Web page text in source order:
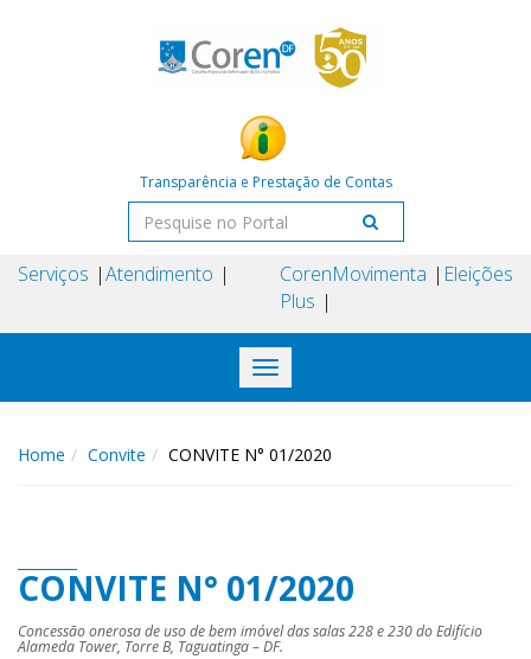
Transparência e Prestação de Contas
Serviços Atendimento
Coren
Plus
Movimenta Eleições
Toggle
navigation
Home Convite CONVITE N° 01/2020
CONVITE N° 01/2020
Concessão onerosa de uso de bem imóvel das salas 228 e 230 do Edifício
Alameda Tower, Torre B, Taguatinga – DF.